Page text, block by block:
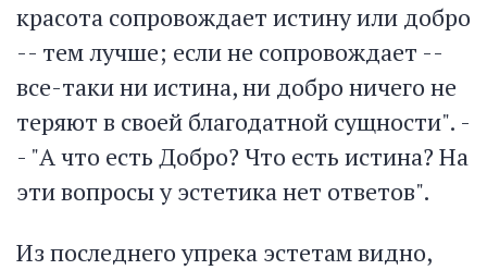
красота сопровождает истину или добро
-- тем лучше; если не сопровождает --
все-таки ни истина, ни добро ничего не
теряют в своей благодатной сущности". -
- "А что есть Добро? Что есть истина? На
эти вопросы у эстетика нет ответов".
Из последнего упрека эстетам видно,